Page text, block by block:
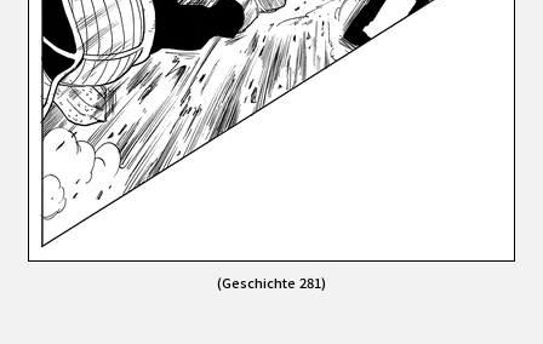
(Geschichte 281)